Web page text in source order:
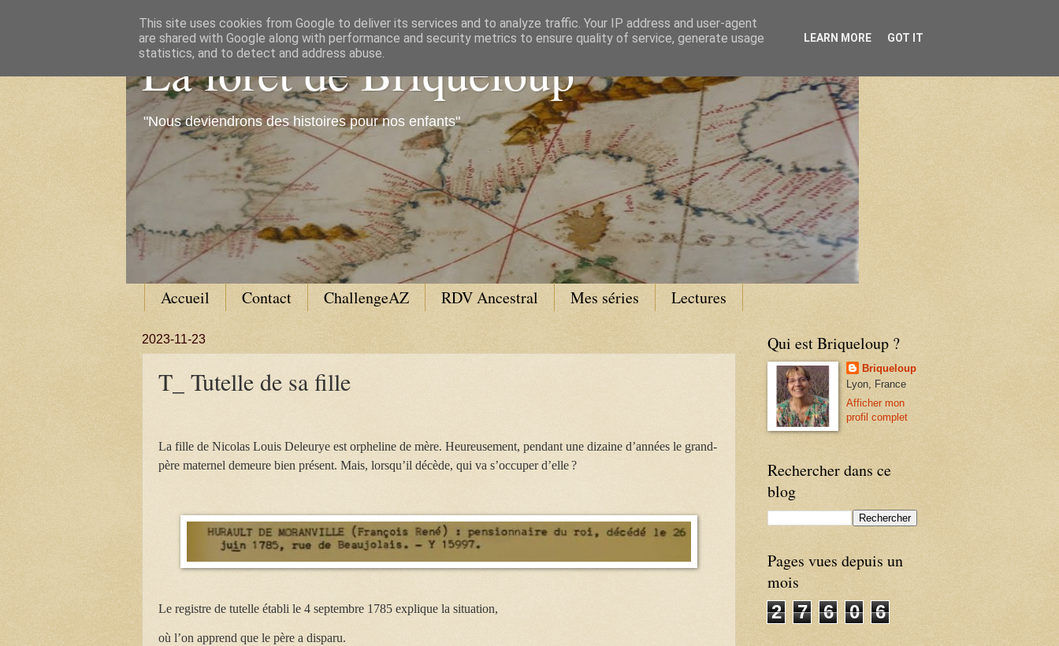
La forêt de Briqueloup
"Nous deviendrons des histoires pour nos enfants"
Accueil Contact ChallengeAZ RDV Ancestral Mes séries Lectures
2023-11-23
T_ Tutelle de sa fille
La fille de Nicolas Louis Deleurye est orpheline de mère. Heureusement, pendant une dizaine d’années le grand-
père maternel demeure bien présent. Mais, lorsqu’il décède, qui va s’occuper d’elle ?
Le registre de tutelle établi le 4 septembre 1785 explique la situation,
où l’on apprend que le père a disparu.
Qui est Briqueloup ?
Briqueloup
Lyon, France
Afficher mon
profil complet
Rechercher dans ce
blog
Pages vues depuis un
mois
2
7 6 0 6
This site uses cookies from Google to deliver its services and to analyze traffic. Your IP address and user-agent
are shared with Google along with performance and security metrics to ensure quality of service, generate usage
statistics, and to detect and address abuse.
LEARN MORE GOT IT